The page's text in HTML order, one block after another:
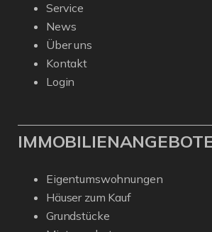
Service
News
Über uns
Kontakt
Login
Eigentumswohnungen
Häuser zum Kauf
Grundstücke